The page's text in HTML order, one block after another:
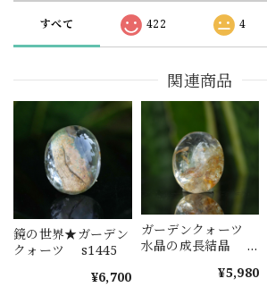
すべて 422 4
関連商品
鏡の世界★ガーデン
クォーツ s1445
¥6,700
ガーデンクォーツ
水晶の成長結晶
¥5,980